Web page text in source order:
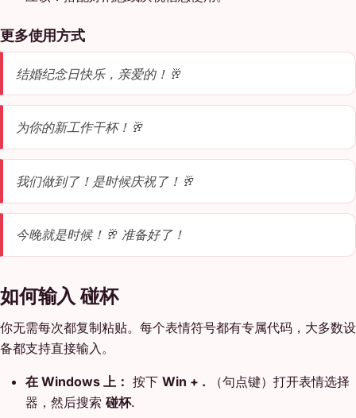
更多使用方式
结婚纪念日快乐，亲爱的！🥂
为你的新工作干杯！🥂
我们做到了！是时候庆祝了！🥂
今晚就是时候！🥂 准备好了！
如何输入 碰杯
你无需每次都复制粘贴。每个表情符号都有专属代码，大多数设
备都支持直接输入。
在 Windows 上： 按下 Win + . （句点键）打开表情选择
器，然后搜索 碰杯.